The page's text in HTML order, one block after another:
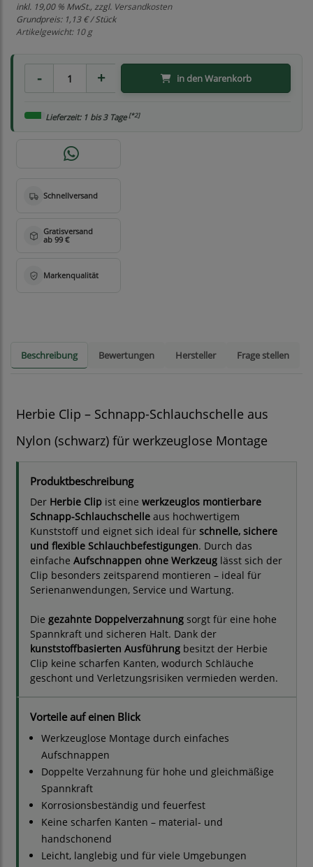
inkl. 19,00 % MwSt., zzgl. Versandkosten
Grundpreis: 1,13 € / Stück
Artikelgewicht: 10 g
in den Warenkorb
Lieferzeit: 1 bis 3 Tage[*2]
Beschreibung Bewertungen Hersteller Frage stellen
Herbie Clip – Schnapp-Schlauchschelle aus
Nylon (schwarz) für werkzeuglose Montage
Produktbeschreibung
Der Herbie Clip ist eine werkzeuglos montierbare
Schnapp-Schlauchschelle aus hochwertigem
Kunststoff und eignet sich ideal für schnelle, sichere
und flexible Schlauchbefestigungen. Durch das
einfache Aufschnappen ohne Werkzeug lässt sich der
Clip besonders zeitsparend montieren – ideal für
Serienanwendungen, Service und Wartung.
Die gezahnte Doppelverzahnung sorgt für eine hohe
Spannkraft und sicheren Halt. Dank der
kunststoffbasierten Ausführung besitzt der Herbie
Clip keine scharfen Kanten, wodurch Schläuche
geschont und Verletzungsrisiken vermieden werden.
Vorteile auf einen Blick
Werkzeuglose Montage durch einfaches
Aufschnappen
Doppelte Verzahnung für hohe und gleichmäßige
Spannkraft
Korrosionsbeständig und feuerfest
Keine scharfen Kanten – material- und
handschonend
Leicht, langlebig und für viele Umgebungen